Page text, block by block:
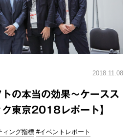
2018.11.08
の本当の効果～ケースス
ク東京2018レポート】
ィング指標 #イベントレポート